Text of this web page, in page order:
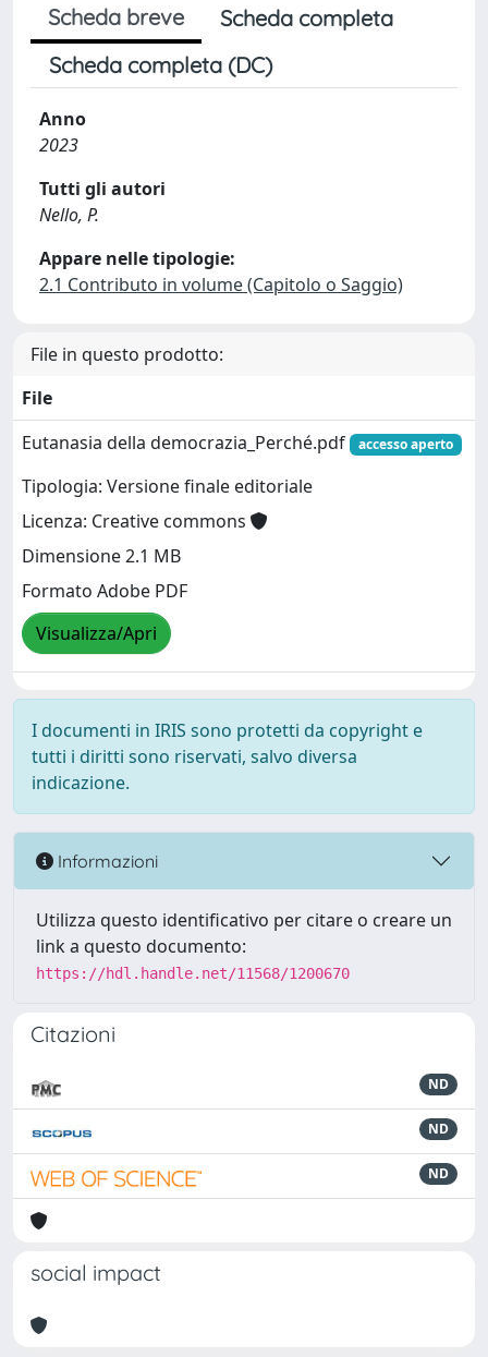
Scheda breve
Scheda completa
Scheda completa (DC)
Anno
2023
Tutti gli autori
Nello, P.
Appare nelle tipologie:
2.1 Contributo in volume (Capitolo o Saggio)
File in questo prodotto:
File
Eutanasia della democrazia_Perché.pdf
accesso aperto
Tipologia: Versione finale editoriale
Licenza: Creative commons
Dimensione 2.1 MB
Formato Adobe PDF
Visualizza/Apri
I documenti in IRIS sono protetti da copyright e
tutti i diritti sono riservati, salvo diversa
indicazione.
Informazioni
Utilizza questo identificativo per citare o creare un
link a questo documento:
https://hdl.handle.net/11568/1200670
Citazioni
ND
ND
ND
social impact